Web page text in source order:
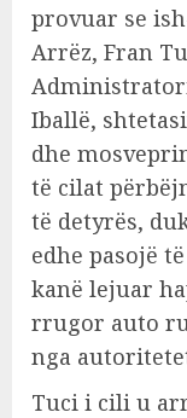
provuar se
Arrëz, Fran
Iballë,
dhe
të cilat
të detyrës,
edhe pasojë
kanë lejuar
rrugor auto
nga
Tuci i cili u